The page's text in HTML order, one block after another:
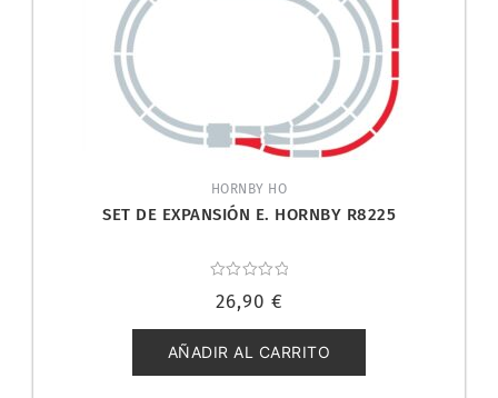
HORNBY HO
SET DE EXPANSIÓN E. HORNBY R8225
con
de
5
26,90 €
AÑADIR AL CARRITO